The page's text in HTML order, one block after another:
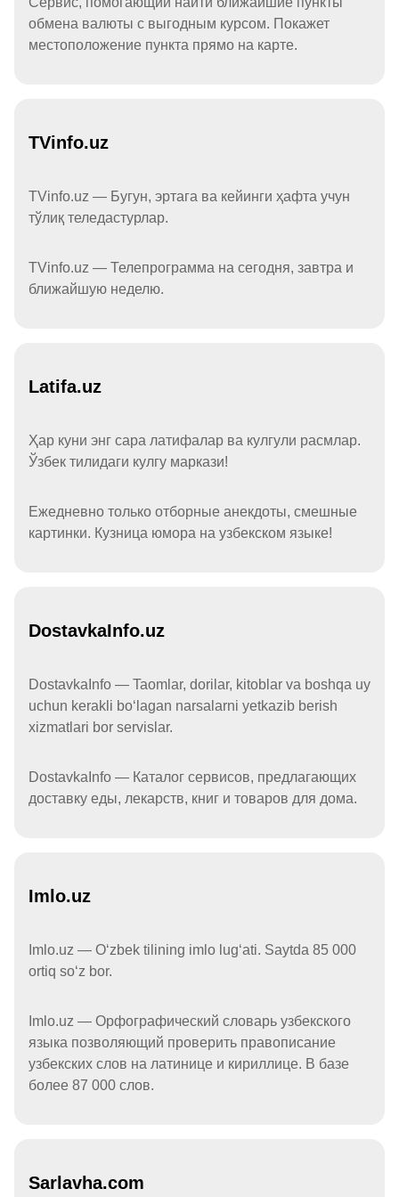
обмена валюты с выгодным курсом. Покажет
местоположение пункта прямо на карте.
TVinfo.uz
TVinfo.uz — Бугун, эртага ва кейинги ҳафта учун
тўлиқ теледастурлар.
TVinfo.uz — Телепрограмма на сегодня, завтра и
ближайшую неделю.
Latifa.uz
Ҳар куни энг сара латифалар ва кулгули расмлар.
Ўзбек тилидаги кулгу маркази!
Ежедневно только отборные анекдоты, смешные
картинки. Кузница юмора на узбекском языке!
DostavkaInfo.uz
DostavkaInfo — Taomlar, dorilar, kitoblar va boshqa uy
uchun kerakli boʻlagan narsalarni yetkazib berish
xizmatlari bor servislar.
DostavkaInfo — Каталог сервисов, предлагающих
доставку еды, лекарств, книг и товаров для дома.
Imlo.uz
Imlo.uz — Oʻzbek tilining imlo lugʻati. Saytda 85 000
ortiq soʻz bor.
Imlo.uz — Орфографический словарь узбекского
языка позволяющий проверить правописание
узбекских слов на латинице и кириллице. В базе
более 87 000 слов.
Sarlavha.com